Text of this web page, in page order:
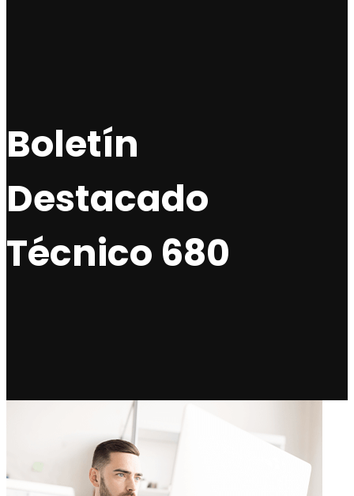
Boletín
Destacado
Técnico 680